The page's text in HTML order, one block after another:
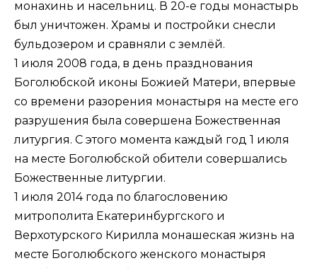
монахинь и насельниц. В 20-е годы монастырь
был уничтожен. Храмы и постройки снесли
бульдозером и сравняли с землёй.
1 июля 2008 года, в день празднования
Боголюбской иконы Божией Матери, впервые
со времени разорения монастыря на месте его
разрушения была совершена Божественная
литургия. С этого момента каждый год 1 июля
на месте Боголюбской обители совершались
Божественные литургии.
1 июля 2014 года по благословению
митрополита Екатеринбургского и
Верхотурского Кирилла монашеская жизнь на
месте Боголюбского женского монастыря